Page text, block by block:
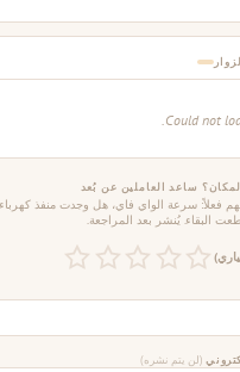
Could not
ساعد العاملين عن بُعد
يهم فعلاً: سرعة الواي فاي، هل وجدت منفذ
البقاء. يُنشر بعد المراجعة.
(لن يتم نشره)